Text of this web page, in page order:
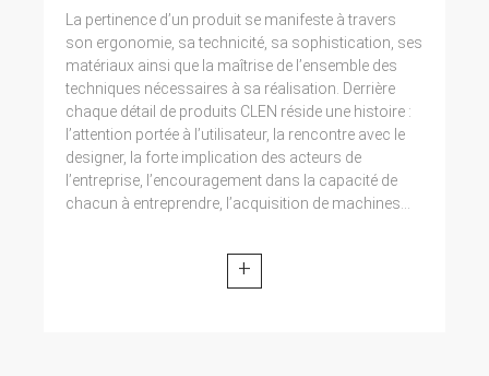
La pertinence d’un produit se manifeste à travers
son ergonomie, sa technicité, sa sophistication, ses
matériaux ainsi que la maîtrise de l’ensemble des
techniques nécessaires à sa réalisation. Derrière
chaque détail de produits CLEN réside une histoire :
l’attention portée à l’utilisateur, la rencontre avec le
designer, la forte implication des acteurs de
l’entreprise, l’encouragement dans la capacité de
chacun à entreprendre, l’acquisition de machines...
+